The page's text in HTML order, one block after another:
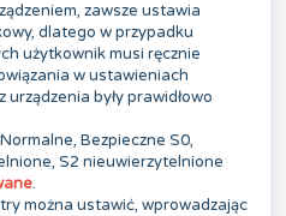
zawsze ustawia
dlatego w przypadku
użytkownik musi ręcznie
w ustawieniach
były prawidłowo
Normalne, Bezpieczne S0,
S2 nieuwierzytelnione
.
można ustawić, wprowadzając